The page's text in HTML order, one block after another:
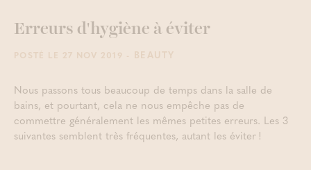
Erreurs d'hygiène à éviter
POSTÉ LE 27 NOV 2019 - BEAUTY
Nous passons tous beaucoup de temps dans la salle de
bains, et pourtant, cela ne nous empêche pas de
commettre généralement les mêmes petites erreurs. Les 3
suivantes semblent très fréquentes, autant les éviter !